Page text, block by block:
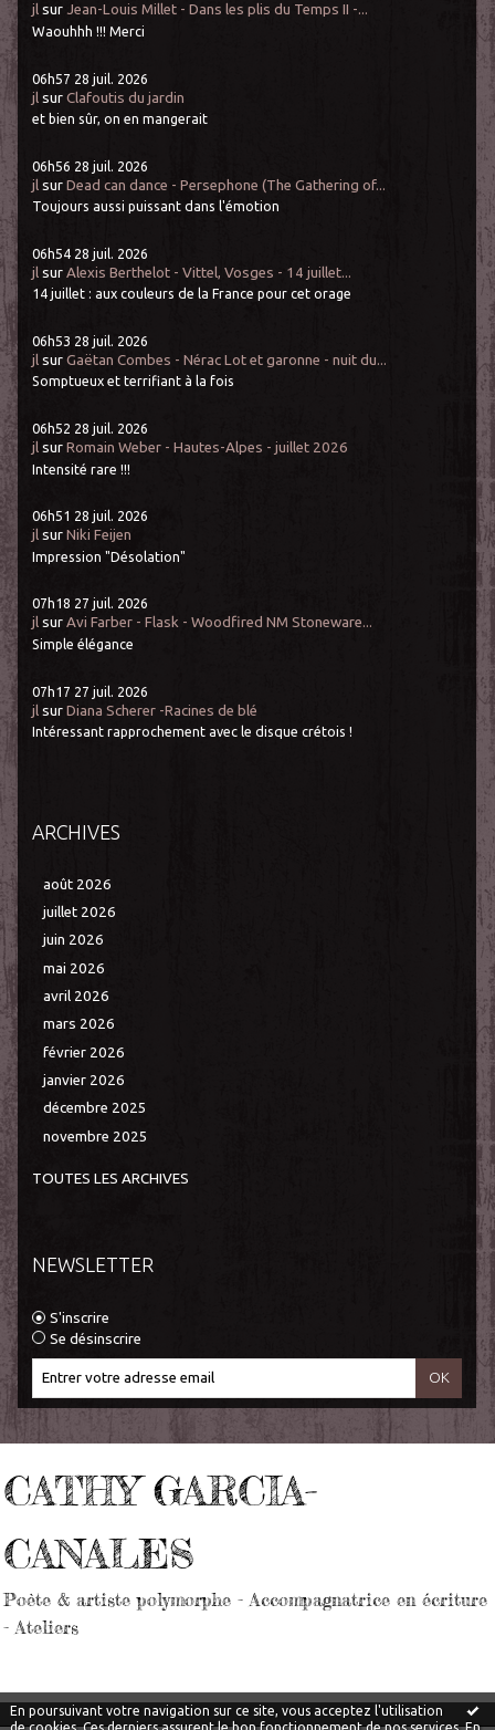
En poursuivant votre navigation sur ce site, vous acceptez l'utilisation
jl surJean-Louis Millet - Dans les plis du Temps II -...
Waouhhh !!! Merci
06h57 28 juil. 2026
jl surClafoutis du jardin
et bien sûr, on en mangerait
06h56 28 juil. 2026
jl surDead can dance - Persephone (The Gathering of...
Toujours aussi puissant dans l'émotion
06h54 28 juil. 2026
jl surAlexis Berthelot - Vittel, Vosges - 14 juillet...
14 juillet : aux couleurs de la France pour cet orage
06h53 28 juil. 2026
jl surGaëtan Combes - Nérac Lot et garonne - nuit du...
Somptueux et terrifiant à la fois
06h52 28 juil. 2026
jl surRomain Weber - Hautes-Alpes - juillet 2026
Intensité rare !!!
06h51 28 juil. 2026
jl surNiki Feijen
Impression "Désolation"
07h18 27 juil. 2026
jl surAvi Farber - Flask - Woodfired NM Stoneware...
Simple élégance
07h17 27 juil. 2026
jl surDiana Scherer -Racines de blé
Intéressant rapprochement avec le disque crétois !
ARCHIVES
août 2026
juillet 2026
juin 2026
mai 2026
avril 2026
mars 2026
février 2026
janvier 2026
décembre 2025
novembre 2025
TOUTES LES ARCHIVES
NEWSLETTER
S'inscrire
Se désinscrire
CATHY GARCIA-
CANALES
Poète & artiste polymorphe - Accompagnatrice en écriture
- Ateliers